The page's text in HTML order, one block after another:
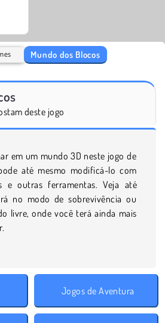
Mundo dos Blocos
deste jogo
em um mundo 3D neste jogo de
até mesmo modificá-lo com
e outras ferramentas. Veja até
no modo de sobrevivência ou
livre, onde você terá ainda mais
Jogos de Aventura